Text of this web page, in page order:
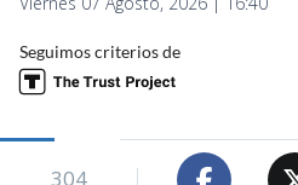
Seguimos criterios de
304